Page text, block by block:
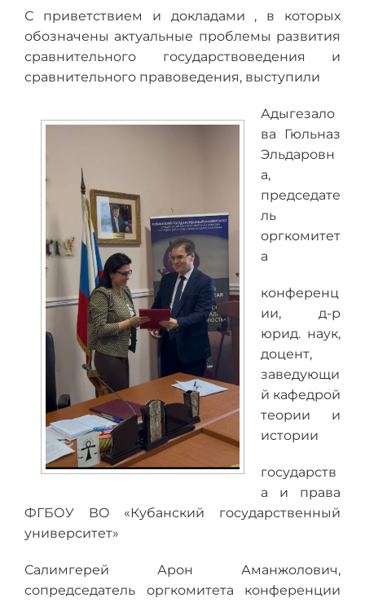
С приветствием и докладами , в которых
обозначены актуальные проблемы развития
сравнительного государствоведения и
сравнительного правоведения, выступили
Адыгезало
ва Гюльназ
Эльдаровн
а,
председате
ль
оргкомитет
а
конференц
ии, д-р
юрид. наук,
доцент,
заведующи
й кафедрой
теории и
истории
государств
а и права
ФГБОУ ВО «Кубанский государственный
университет»
Салимгерей Арон Аманжолович,
сопредседатель оргкомитета конференции